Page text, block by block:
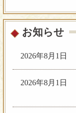
お知らせ
2026年8月1日
2026年8月1日